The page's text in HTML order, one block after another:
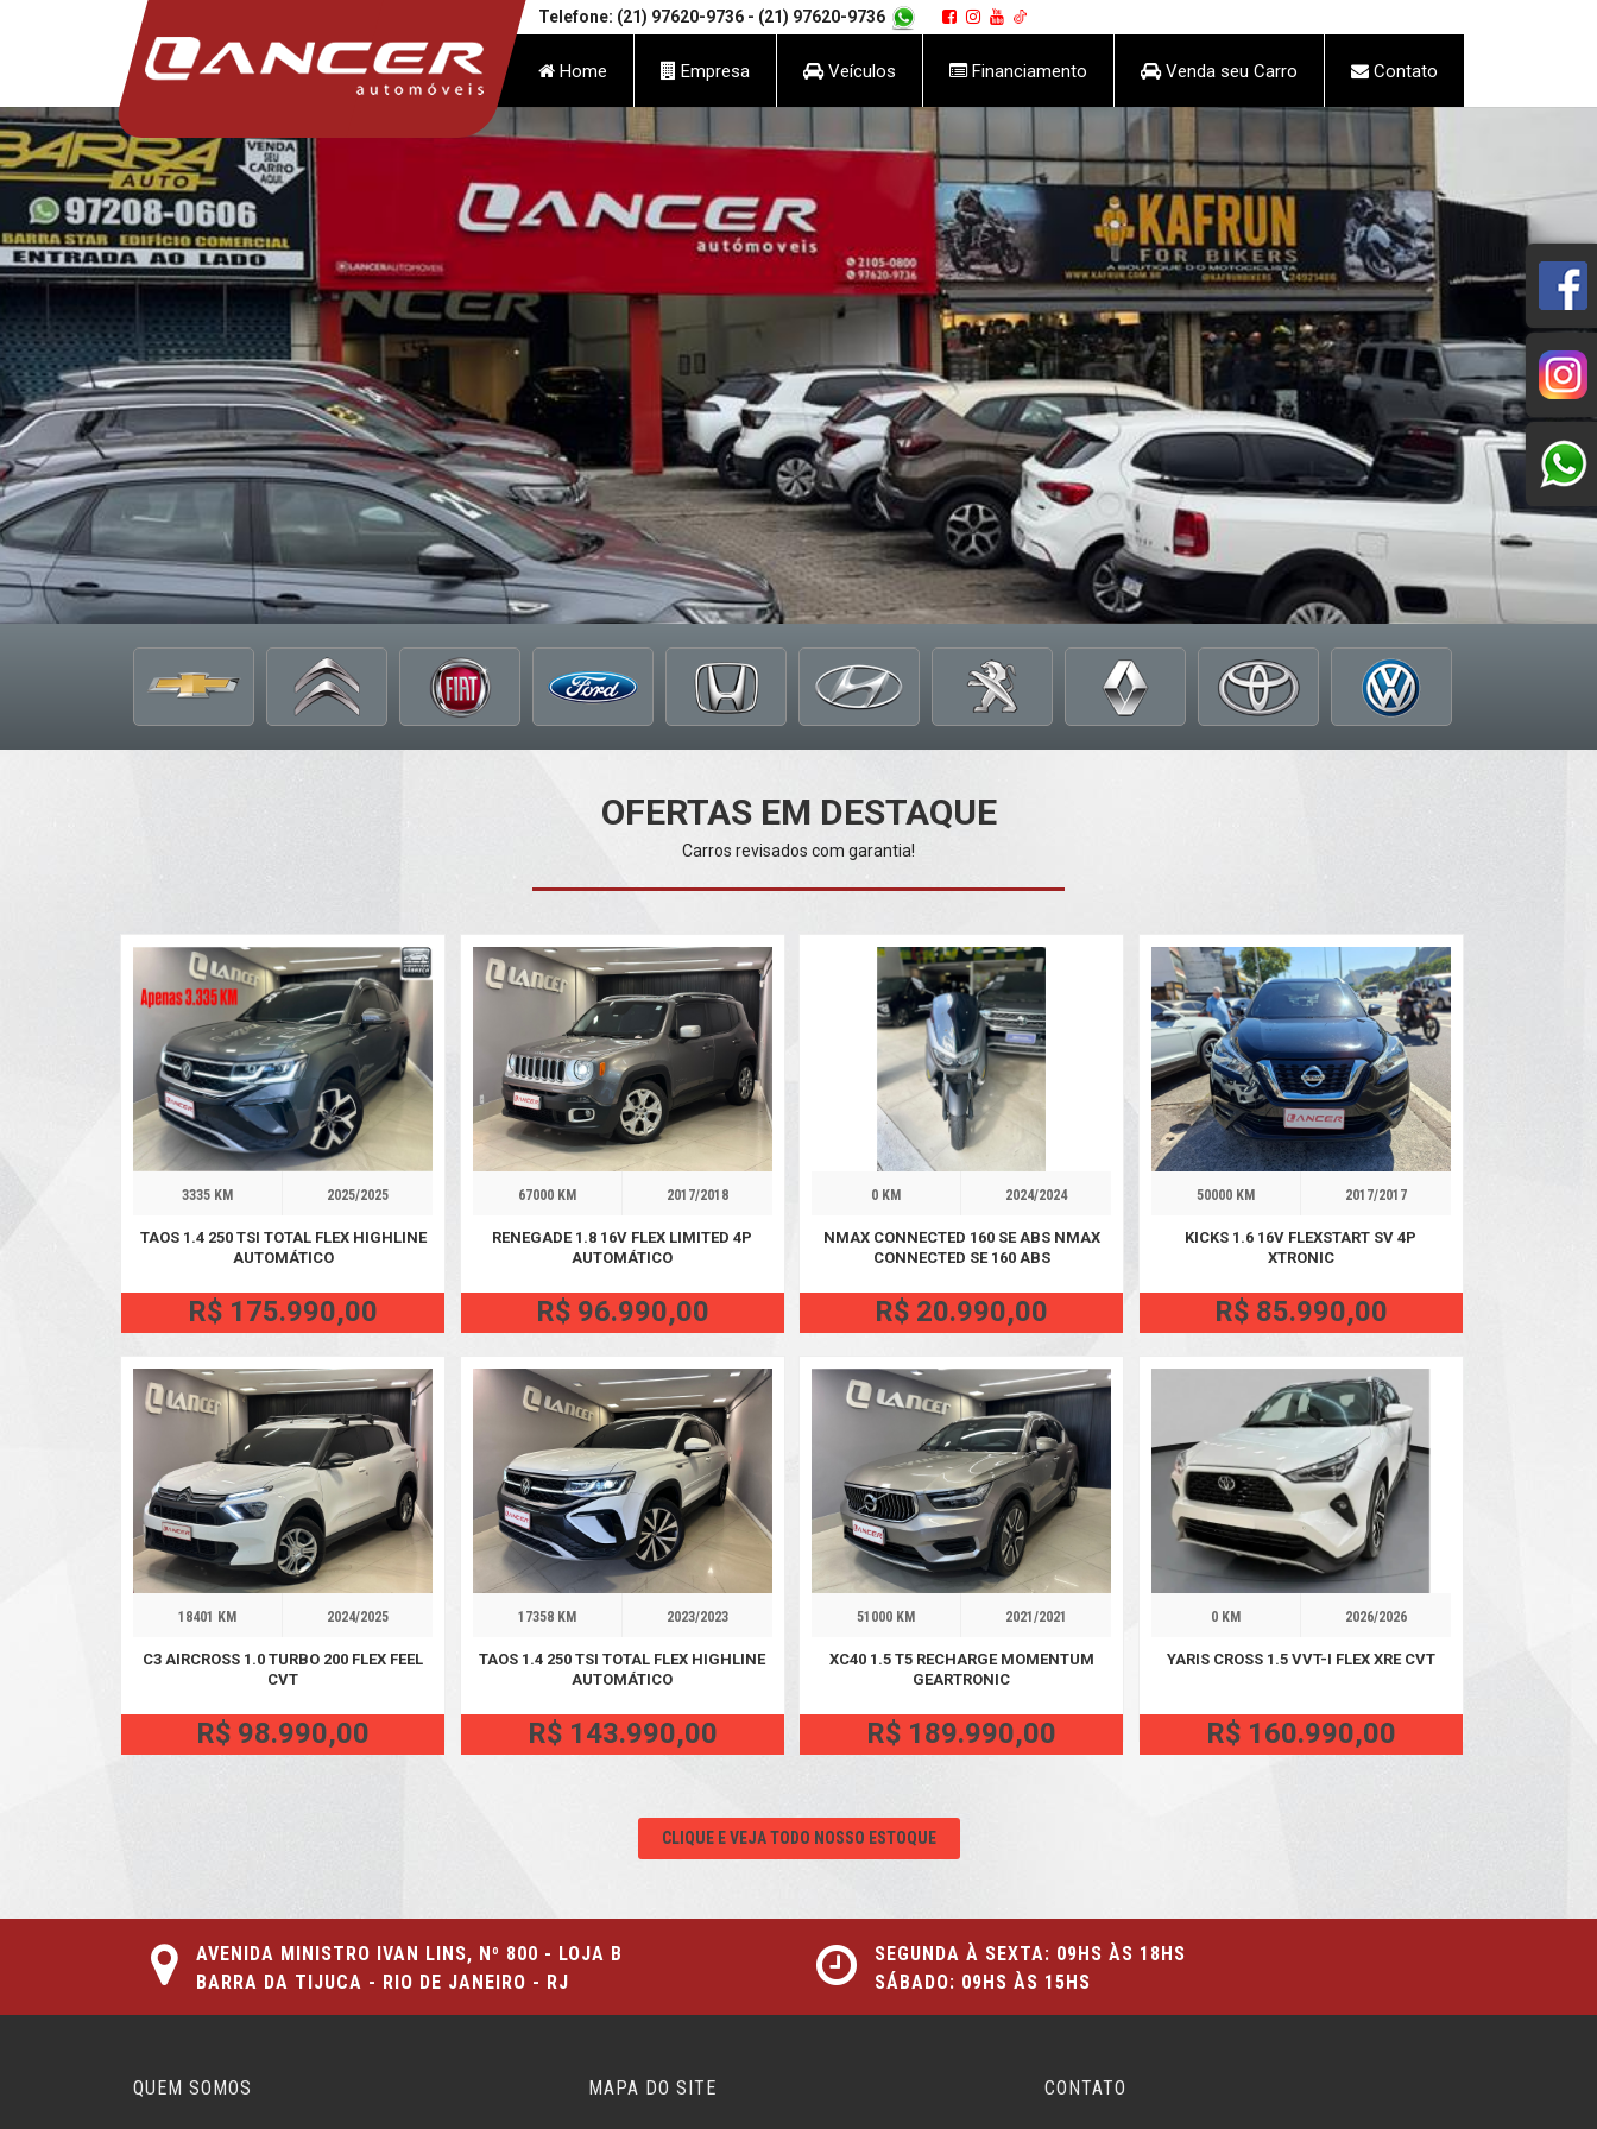
Telefone: (21) 97620-9736 - (21) 97620-9736
Home Empresa Veículos Financiamento Venda seu Carro Contato
OFERTAS EM DESTAQUE
Carros revisados com garantia!
3335 KM 2025/2025
TAOS 1.4 250 TSI TOTAL FLEX HIGHLINE
AUTOMÁTICO
R$ 175.990,00
67000 KM 2017/2018
RENEGADE 1.8 16V FLEX LIMITED 4P
AUTOMÁTICO
R$ 96.990,00
0 KM 2024/2024
NMAX CONNECTED 160 SE ABS NMAX
CONNECTED SE 160 ABS
R$ 20.990,00
50000 KM 2017/2017
KICKS 1.6 16V FLEXSTART SV 4P
XTRONIC
R$ 85.990,00
18401 KM 2024/2025
C3 AIRCROSS 1.0 TURBO 200 FLEX FEEL
CVT
R$ 98.990,00
17358 KM 2023/2023
TAOS 1.4 250 TSI TOTAL FLEX HIGHLINE
AUTOMÁTICO
R$ 143.990,00
51000 KM 2021/2021
XC40 1.5 T5 RECHARGE MOMENTUM
GEARTRONIC
R$ 189.990,00
0 KM 2026/2026
YARIS CROSS 1.5 VVT-I FLEX XRE CVT
R$ 160.990,00
CLIQUE E VEJA TODO NOSSO ESTOQUE
AVENIDA MINISTRO IVAN LINS, Nº 800 - LOJA B
BARRA DA TIJUCA - RIO DE JANEIRO - RJ
SEGUNDA À SEXTA: 09HS ÀS 18HS
SÁBADO: 09HS ÀS 15HS
QUEM SOMOS MAPA DO SITE CONTATO